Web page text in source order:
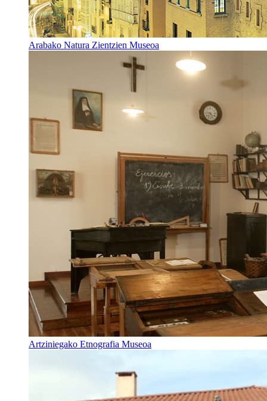
Arabako Natura Zientzien Museoa
Artziniegako Etnografia Museoa